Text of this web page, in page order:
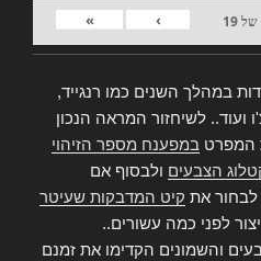
של19
›
»
במהלך השנים כמו רנגייד,
ועוד.. לשיחזור המראה הנכון
המפרט במפענח מספר הזיהוי
הצבעים ולבסוף אם
לבחור את קיט המדבקות שעיטר
לפני כמה עשורים..
והשמונים הקדימו את זמנם